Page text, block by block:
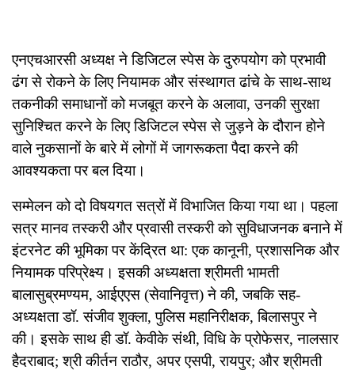
एनएचआरसी अध्यक्ष ने डिजिटल स्पेस के दुरुपयोग को प्रभावी
ढंग से रोकने के लिए नियामक और संस्थागत ढांचे के साथ-साथ
तकनीकी समाधानों को मजबूत करने के अलावा, उनकी सुरक्षा
सुनिश्चित करने के लिए डिजिटल स्पेस से जुड़ने के दौरान होने
वाले नुकसानों के बारे में लोगों में जागरूकता पैदा करने की
आवश्यकता पर बल दिया।
सम्मेलन को दो विषयगत सत्रों में विभाजित किया गया था। पहला
सत्र मानव तस्करी और प्रवासी तस्करी को सुविधाजनक बनाने में
इंटरनेट की भूमिका पर केंद्रित था: एक कानूनी, प्रशासनिक और
नियामक परिप्रेक्ष्य। इसकी अध्यक्षता श्रीमती भामती
बालासुब्रमण्यम, आईएएस (सेवानिवृत्त) ने की, जबकि सह-
अध्यक्षता डॉ. संजीव शुक्ला, पुलिस महानिरीक्षक, बिलासपुर ने
की। इसके साथ ही डॉ. केवीके संथी, विधि के प्रोफेसर, नालसार
हैदराबाद; श्री कीर्तन राठौर, अपर एसपी, रायपुर; और श्रीमती